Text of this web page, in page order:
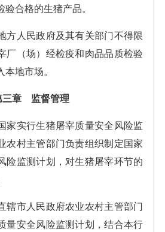
合格的生猪产品。
人民政府及其有关部门不得限
厂（场）经检疫和肉品品质检验
地市场。
三章 监督管理
实行生猪屠宰质量安全风险监
农村主管部门负责组织制定国家
险监测计划，对生猪屠宰环节的
市人民政府农业农村主管部门
量安全风险监测计划，结合本行